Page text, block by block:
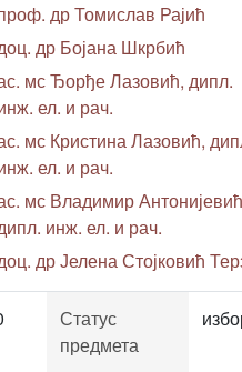
др Томислав Рајић
др Бојана Шкрбић
мс Ђорђе Лазовић, дипл.
ел. и рач.
мс Кристина Лазовић,
ел. и рач.
мс Владимир
инж. ел. и рач.
др Јелена Стојковић
Статус
предмета